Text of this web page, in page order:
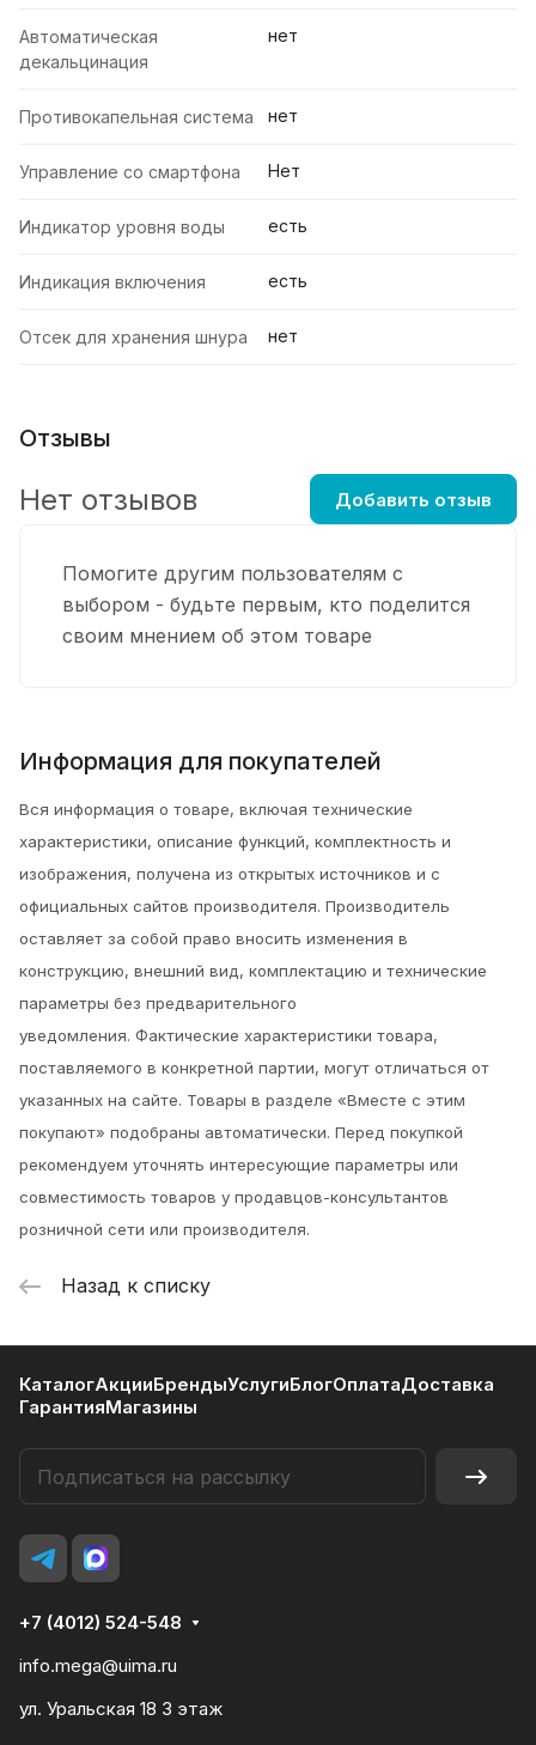
Автоматическая
декальцинация
нет
Противокапельная система нет
Управление со смартфона Нет
Индикатор уровня воды есть
Индикация включения есть
Отсек для хранения шнура нет
Отзывы
Помогите другим пользователям с
выбором - будьте первым, кто поделится
своим мнением об этом товаре
Нет отзывов Добавить отзыв
Информация для покупателей
Вся информация о товаре, включая технические
характеристики, описание функций, комплектность и
изображения, получена из открытых источников и с
официальных сайтов производителя. Производитель
оставляет за собой право вносить изменения в
конструкцию, внешний вид, комплектацию и технические
параметры без предварительного
уведомления. Фактические характеристики товара,
поставляемого в конкретной партии, могут отличаться от
указанных на сайте. Товары в разделе «Вместе с этим
покупают» подобраны автоматически. Перед покупкой
рекомендуем уточнять интересующие параметры или
совместимость товаров у продавцов-консультантов
розничной сети или производителя.
Назад к списку
КаталогАкцииБрендыУслугиБлогОплатаДоставка
ГарантияМагазины
+7 (4012) 524-548
info.mega@uima.ru
ул. Уральская 18 3 этаж